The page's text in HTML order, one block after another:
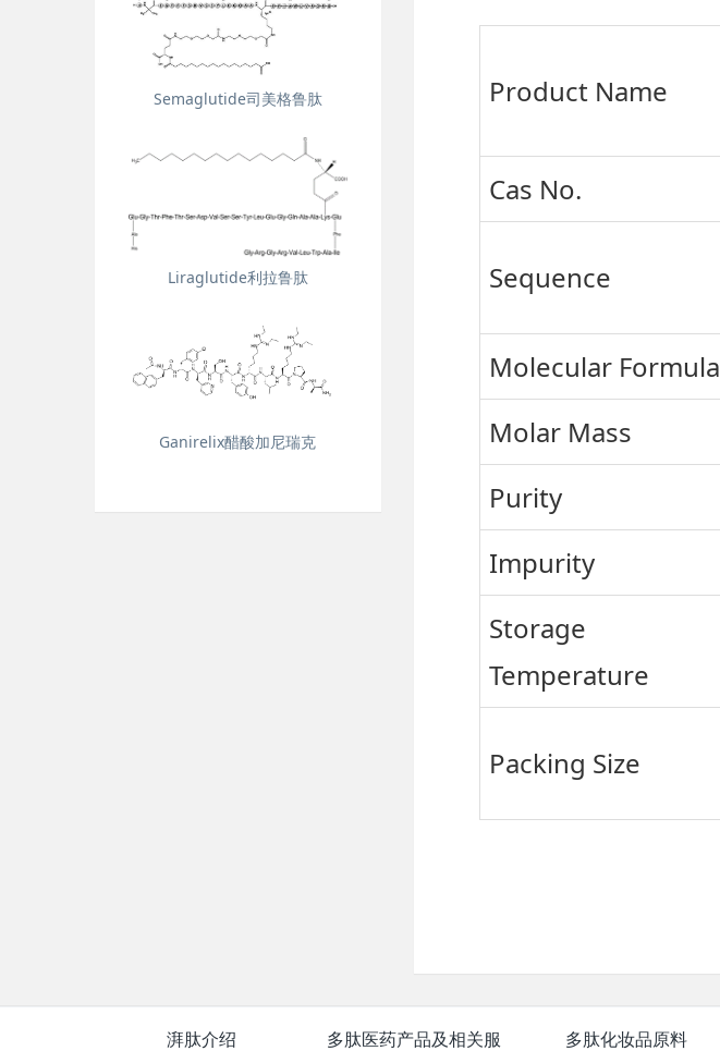
Product Name
Cas No.
Sequence
Molecular Formula
Molar Mass
Purity
Impurity
Storage
Temperature
Packing Size
Semaglutide司美格鲁肽
Liraglutide利拉鲁肽
Ganirelix醋酸加尼瑞克
湃肽介绍
多肽医药产品及相关服
多肽化妆品原料